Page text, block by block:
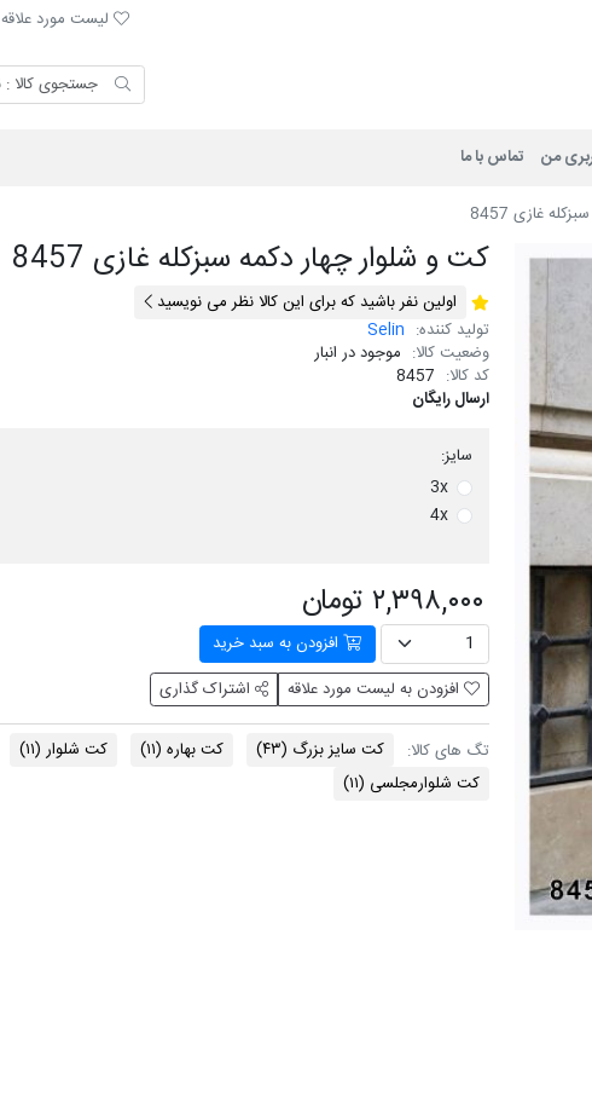
لیست مورد علاقه
لیست مورد علاقه
من تماس با ما
غازی 8457
کت و شلوار چهار دکمه سبزکله غازی 8457
اولین نفر باشید که برای این کالا نظر می نویسید
تولید کننده: Selin
وضعیت کالا: موجود در انبار
کد کالا: 8457
ارسال رایگان
سایز:
3x
4x
۲,۳۹۸,۰۰۰ تومان
افزودن به سبد خرید
افزودن به لیست مورد علاقه
اشتراک گذاری
تگ های کالا: کت سایز بزرگ (۴۳) کت بهاره (۱۱) کت شلوار (۱۱)
کت شلوارمجلسی (۱۱)